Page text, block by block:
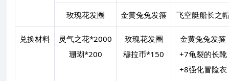
玫瑰花发圈 金黄兔兔发箍 飞空艇船长之
兑换材料
灵气之花*2000
珊瑚*200
玫瑰花发圈
穆拉币*150
金黄兔兔发箍
+7龟裂的长靴
+8强化冒险衣